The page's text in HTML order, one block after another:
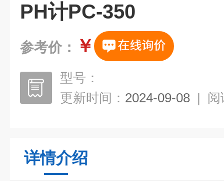
PH计PC-350
参考价： ￥
型号：
更新时间： 2024-09-08 | 阅
详情介绍